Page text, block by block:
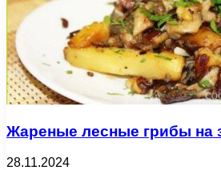
Жареные лесные грибы на
28.11.2024